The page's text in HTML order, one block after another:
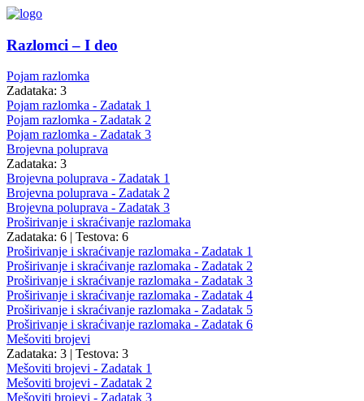
Razlomci – I deo
Pojam razlomka
Zadataka: 3
Pojam razlomka - Zadatak 1
Pojam razlomka - Zadatak 2
Pojam razlomka - Zadatak 3
Brojevna poluprava
Zadataka: 3
Brojevna poluprava - Zadatak 1
Brojevna poluprava - Zadatak 2
Brojevna poluprava - Zadatak 3
Proširivanje i skraćivanje razlomaka
Zadataka: 6 | Testova: 6
Proširivanje i skraćivanje razlomaka - Zadatak 1
Proširivanje i skraćivanje razlomaka - Zadatak 2
Proširivanje i skraćivanje razlomaka - Zadatak 3
Proširivanje i skraćivanje razlomaka - Zadatak 4
Proširivanje i skraćivanje razlomaka - Zadatak 5
Proširivanje i skraćivanje razlomaka - Zadatak 6
Mešoviti brojevi
Zadataka: 3 | Testova: 3
Mešoviti brojevi - Zadatak 1
Mešoviti brojevi - Zadatak 2
Mešoviti brojevi - Zadatak 3